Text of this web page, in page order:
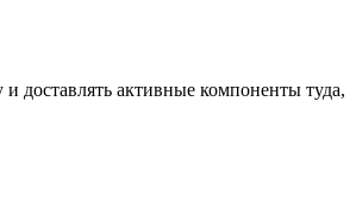
доставлять активные компоненты туда,